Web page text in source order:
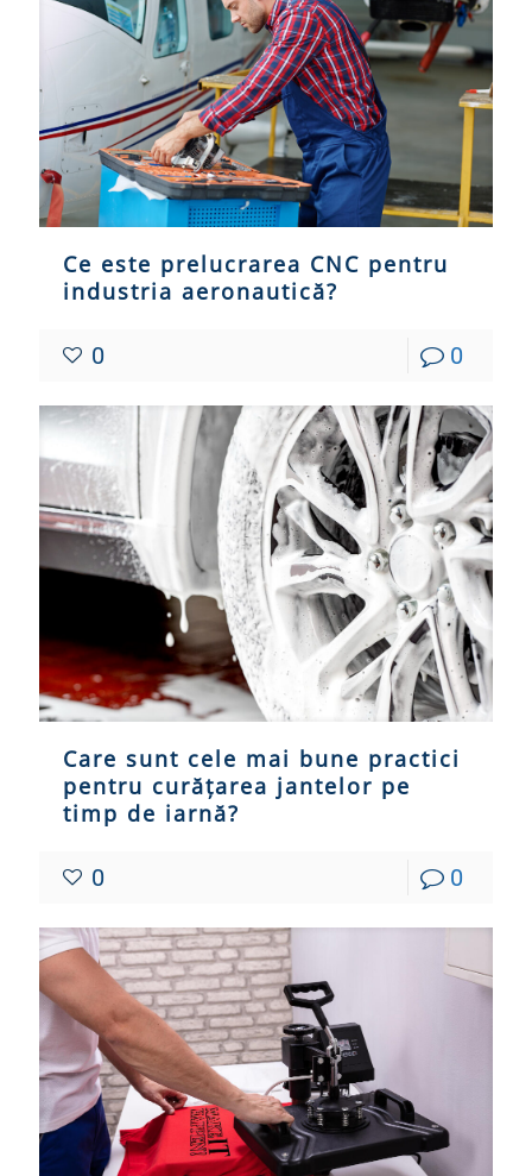
Ce este prelucrarea CNC pentru
industria aeronautică?
0 0
Care sunt cele mai bune practici
pentru curățarea jantelor pe
timp de iarnă?
0 0